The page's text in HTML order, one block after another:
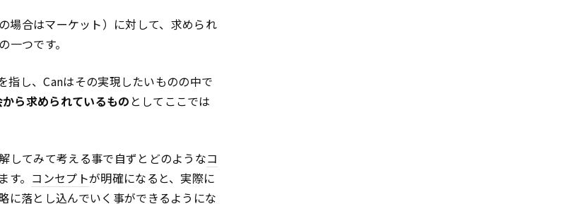
場合はマーケット）に対して、求められ
つです。
指し、Canはその実現したいものの中で
ら求められているもの としてここでは
してみて考える事で自ずとどのようなコ
。 コンセプトが明確になると、実際に
に落とし込んでいく事ができるようにな